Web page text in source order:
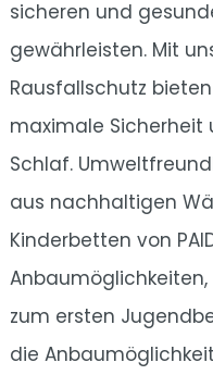
sicheren und
gewährleisten. Mit
Rausfallschutz
maximale Sicherheit
Schlaf.
aus nachhaltigen
Kinderbetten von
zum ersten
die